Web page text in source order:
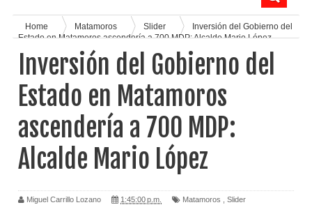
Home Matamoros Slider
Inversión del Gobierno del
Estado en Matamoros ascendería a 700 MDP: Alcalde Mario López
Inversión del Gobierno del
Estado en Matamoros
ascendería a 700 MDP:
Alcalde Mario López
Miguel Carrillo Lozano 1:45:00 p.m. Matamoros Slider